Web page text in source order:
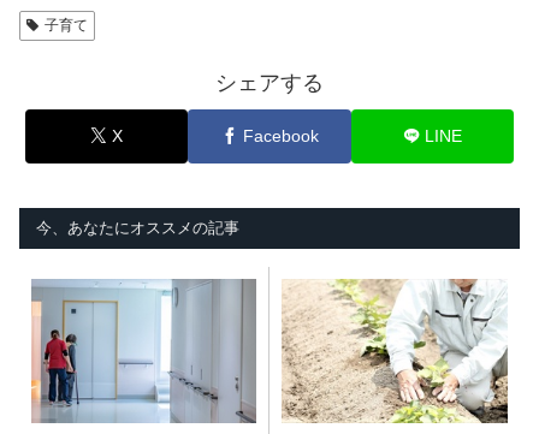
子育て
シェアする
X Facebook LINE
今、あなたにオススメの記事